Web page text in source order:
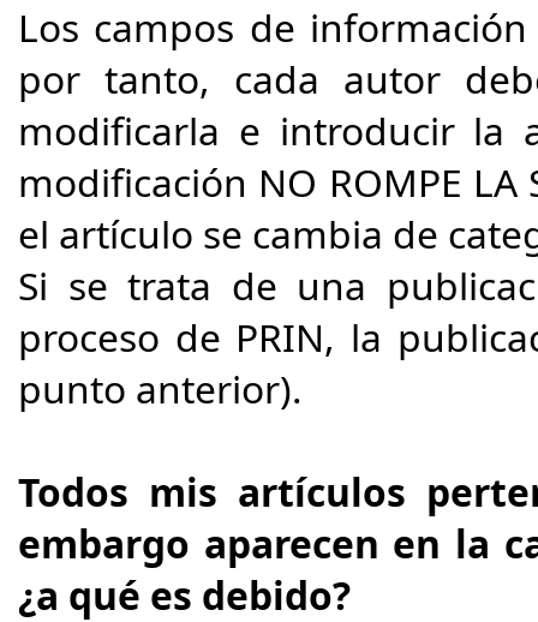
Los campos de información
por tanto, cada autor
modificarla e introducir la
modificación NO ROMPE
el artículo se cambia de
Si se trata de una
proceso de PRIN, la
punto anterior).
Todos mis artículos
embargo aparecen en la
¿a qué es debido?